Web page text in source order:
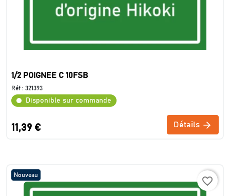
1/2 POIGNEE C 10FSB
Réf : 321393
Disponible sur commande
11,39 € Détails
Nouveau
favorite_border